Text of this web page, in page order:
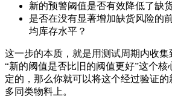
新的预警阈值是否有效降低了缺
是否在没有显著增加缺货风险的
均库存水平？
这一步的本质，就是用测试周期内收
“新的阈值是否比旧的阈值更好”这个
定的，那么你就可以将这个经过验证
多同类物料上。